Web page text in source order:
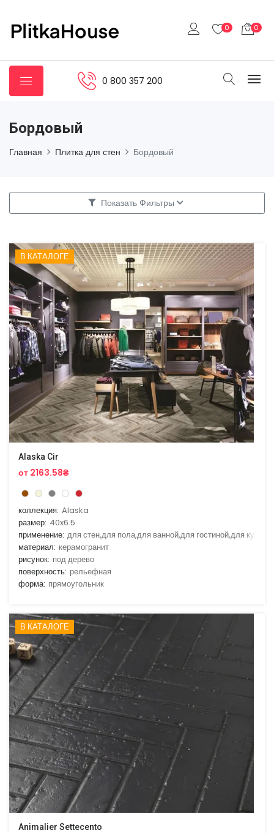
0 0
0 800 357 200
Бордовый
Главная Плитка для стен Бордовый
Показать Фильтры
В КАТАЛОГЕ
Alaska Cir
от 2163.58₴
коллекция: Alaska
размер: 40x6.5
применение: для стен,для пола,для ванной,для гостиной,для кухни
материал: керамогранит
рисунок: под дерево
поверхность: рельефная
форма: прямоугольник
В КАТАЛОГЕ
Animalier Settecento